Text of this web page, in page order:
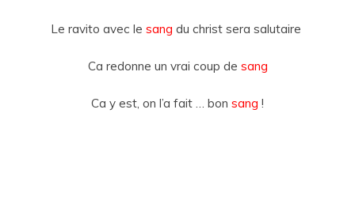
Le ravito avec le sang du christ sera salutaire
Ca redonne un vrai coup de sang
Ca y est, on l’a fait … bon sang !